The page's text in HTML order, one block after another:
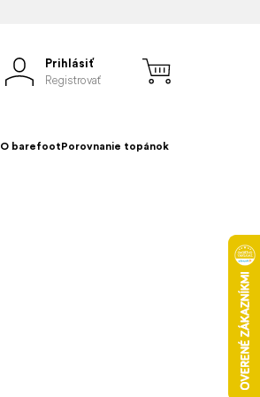
Prihlásiť
Registrovať
O barefootPorovnanie topánok